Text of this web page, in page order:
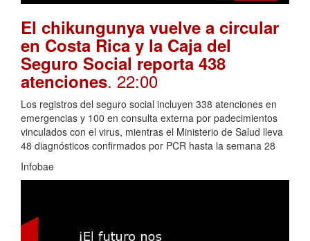
El chikungunya vuelve a circular
en Costa Rica y la Caja del
Seguro Social reporta 438
atenciones. 22:00
Los registros del seguro social incluyen 338 atenciones en
emergencias y 100 en consulta externa por padecimientos
vinculados con el virus, mientras el Ministerio de Salud lleva
48 diagnósticos confirmados por PCR hasta la semana 28
Infobae